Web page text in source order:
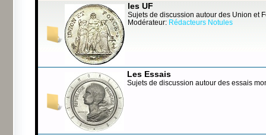
les UF
Sujets de discussion autour des Union et
Modérateur: Rédacteurs Notules
Les Essais
Sujets de discussion autour des essais